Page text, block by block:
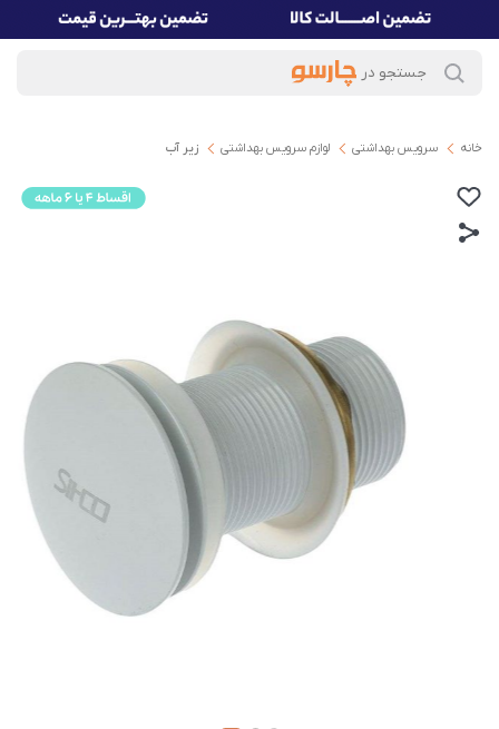
خانه سرویس بهداشتی لوازم سرویس بهداشتی زیر آب